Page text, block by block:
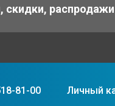
скидки,
81-00 Личный